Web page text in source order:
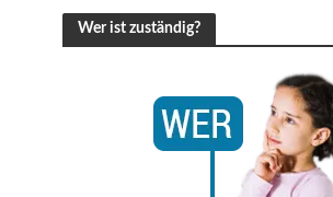
Wer ist zuständig?